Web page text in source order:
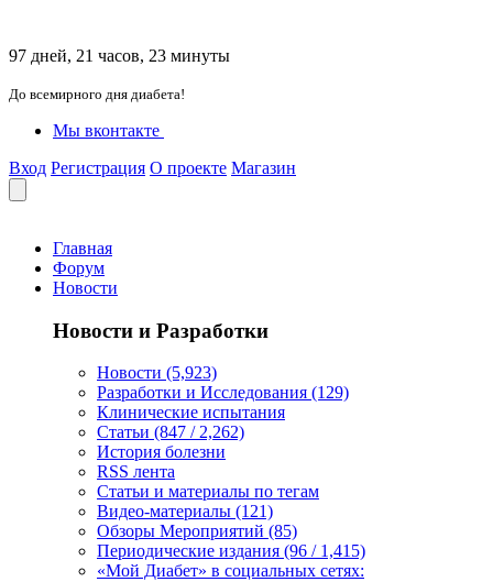
97 дней, 21 часов, 23 минуты
До всемирного дня диабета!
Мы вконтакте
Вход Регистрация О проекте Магазин
Главная
Форум
Новости
Новости и Разработки
Новости (5,923)
Разработки и Исследования (129)
Клинические испытания
Статьи (847 / 2,262)
История болезни
RSS лента
Статьи и материалы по тегам
Видео-материалы (121)
Обзоры Мероприятий (85)
Периодические издания (96 / 1,415)
«Мой Диабет» в социальных сетях: